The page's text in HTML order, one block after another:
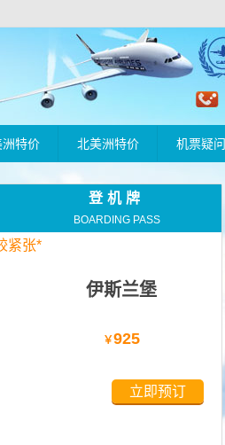
洲特价 北美洲特价 机票疑问
登机牌
BOARDING PASS
紧张*
伊斯兰堡
￥925
立即预订